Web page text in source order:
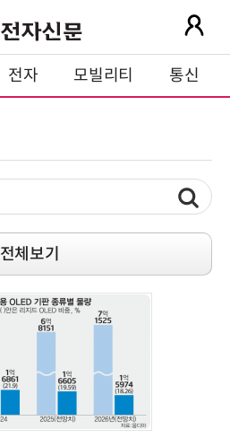
전자 모빌리티 통신
전체보기